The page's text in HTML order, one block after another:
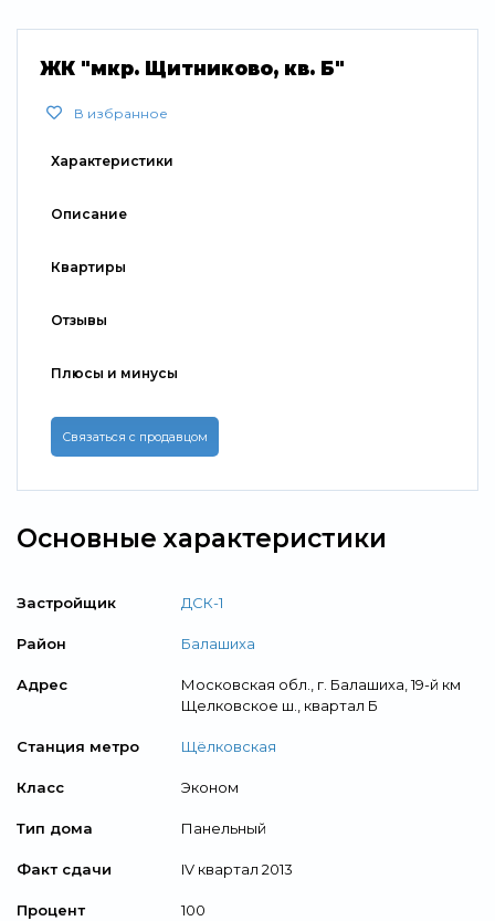
ЖК "мкр. Щитниково, кв. Б"
В избранное
Характеристики
Описание
Квартиры
Отзывы
Плюсы и минусы
Связаться с продавцом
Основные характеристики
Застройщик ДСК-1
Район Балашиха
Адрес
Московская обл., г. Балашиха, 19-й км
Щелковское ш., квартал Б
Станция метро Щёлковская
Класс Эконом
Тип дома Панельный
Факт сдачи IV квартал 2013
Процент
100